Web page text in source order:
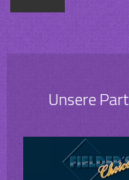
Unsere